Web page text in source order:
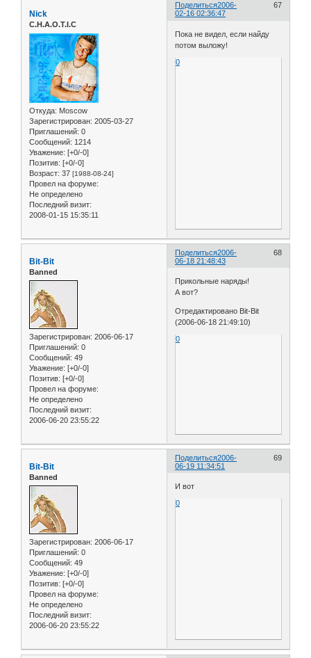
Поделиться 67
2006-
02-16 02:36:47
Nick
C.H.A.O.T.I.C
Откуда: Moscow
Зарегистрирован: 2005-03-27
Приглашений: 0
Сообщений: 1214
Уважение: [+0/-0]
Позитив: [+0/-0]
Возраст: 37 [1988-08-24]
Провел на форуме:
Не определено
Последний визит:
2008-01-15 15:35:11
Пока не видел, если найду
потом выложу!
0
Поделиться 68
2006-
06-18 21:48:43
Bit-Bit
Banned
Зарегистрирован: 2006-06-17
Приглашений: 0
Сообщений: 49
Уважение: [+0/-0]
Позитив: [+0/-0]
Провел на форуме:
Не определено
Последний визит:
2006-06-20 23:55:22
Прикольные наряды!
А вот?
Отредактировано Bit-Bit
(2006-06-18 21:49:10)
0
Поделиться 69
2006-
06-19 11:34:51
Bit-Bit
Banned
Зарегистрирован: 2006-06-17
Приглашений: 0
Сообщений: 49
Уважение: [+0/-0]
Позитив: [+0/-0]
Провел на форуме:
Не определено
Последний визит:
2006-06-20 23:55:22
И вот
0